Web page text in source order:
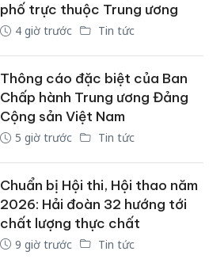
phố trực thuộc Trung ương
4 giờ trước Tin tức
Thông cáo đặc biệt của Ban
Chấp hành Trung ương Đảng
Cộng sản Việt Nam
5 giờ trước Tin tức
Chuẩn bị Hội thi, Hội thao năm
2026: Hải đoàn 32 hướng tới
chất lượng thực chất
9 giờ trước Tin tức